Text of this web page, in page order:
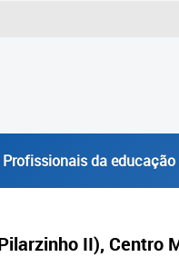
Profissionais da educação
II), Centro